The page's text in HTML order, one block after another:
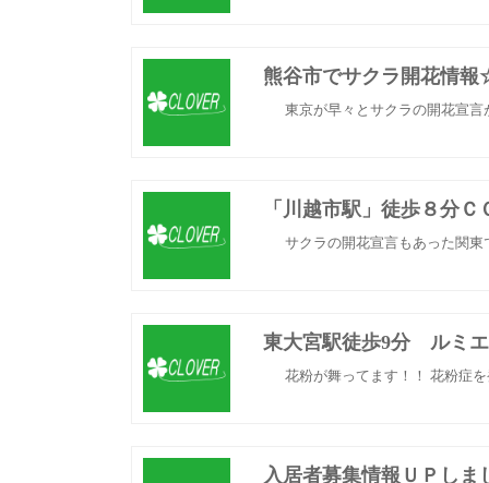
熊谷市でサクラ開花情
東京が早々とサクラの開花宣
「川越市駅」徒歩８分
サクラの開花宣言もあった関
東大宮駅徒歩9分 ルミ
花粉が舞ってます！！ 花粉症
入居者募集情報ＵＰしま